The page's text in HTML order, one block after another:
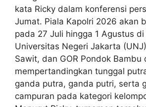
kata Ricky dalam konferensi
Jumat. Piala Kapolri 2026 akan
pada 27 Juli hingga 1 Agustus di
Universitas Negeri Jakarta
Sawit, dan GOR Pondok Bambu
mempertandingkan tunggal
ganda putra, ganda putri, serta
campuran pada kategori